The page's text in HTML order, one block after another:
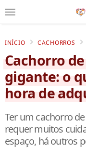
INÍCIO CACHORROS
Cachorro
gigante: o
hora de
Ter um cachorro
requer muitos
espaço, há outros